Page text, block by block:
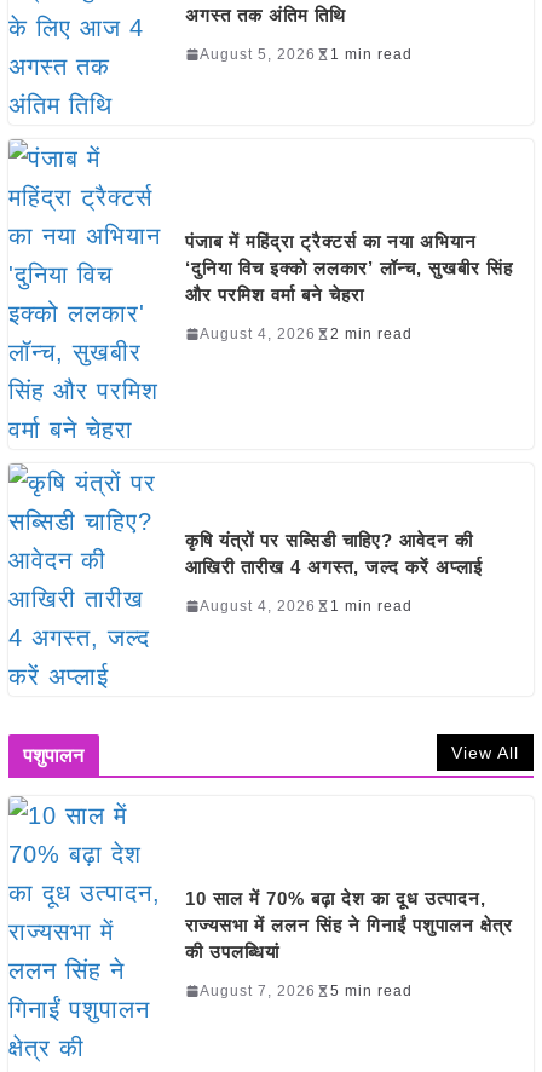
अगस्त तक अंतिम तिथि
August 5, 2026 1 min read
पंजाब में महिंद्रा ट्रैक्टर्स का नया अभियान
‘दुनिया विच इक्को ललकार’ लॉन्च, सुखबीर सिंह
और परमिश वर्मा बने चेहरा
August 4, 2026 2 min read
कृषि यंत्रों पर सब्सिडी चाहिए? आवेदन की
आखिरी तारीख 4 अगस्त, जल्द करें अप्लाई
August 4, 2026 1 min read
पशुपालन View All
10 साल में 70% बढ़ा देश का दूध उत्पादन,
राज्यसभा में ललन सिंह ने गिनाईं पशुपालन क्षेत्र
की उपलब्धियां
August 7, 2026 5 min read